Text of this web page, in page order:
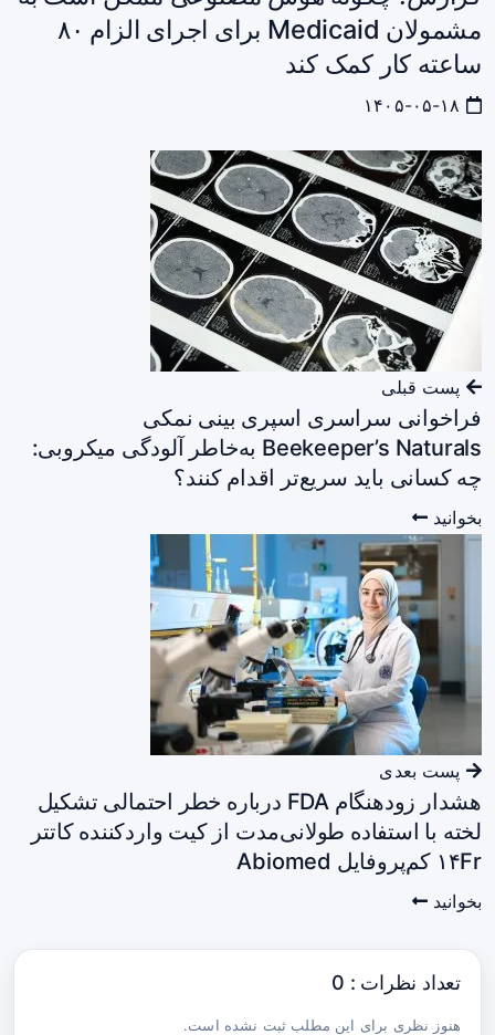
مشمولان Medicaid برای اجرای الزام ۸۰
ساعته کار کمک کند
پست قبلی
فراخوانی سراسری اسپری بینی نمکی
Beekeeper’s Naturals به‌خاطر آلودگی میکروبی:
چه کسانی باید سریع‌تر اقدام کنند؟
بخوانید
پست بعدی
هشدار زودهنگام FDA درباره خطر احتمالی تشکیل
لخته با استفاده طولانی‌مدت از کیت واردکننده کاتتر
۱۴Fr کم‌پروفایل Abiomed
بخوانید
تعداد نظرات : 0
هنوز نظری برای این مطلب ثبت نشده است.